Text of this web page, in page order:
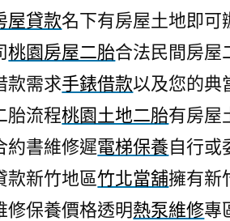
屋貸款名下有房屋土地即可
桃園房屋二胎合法民間房屋
款需求手錶借款以及您的典
胎流程桃園土地二胎有房屋
約書維修遲電梯保養自行或
款新竹地區竹北當舖擁有新
修保養價格透明熱泵維修專